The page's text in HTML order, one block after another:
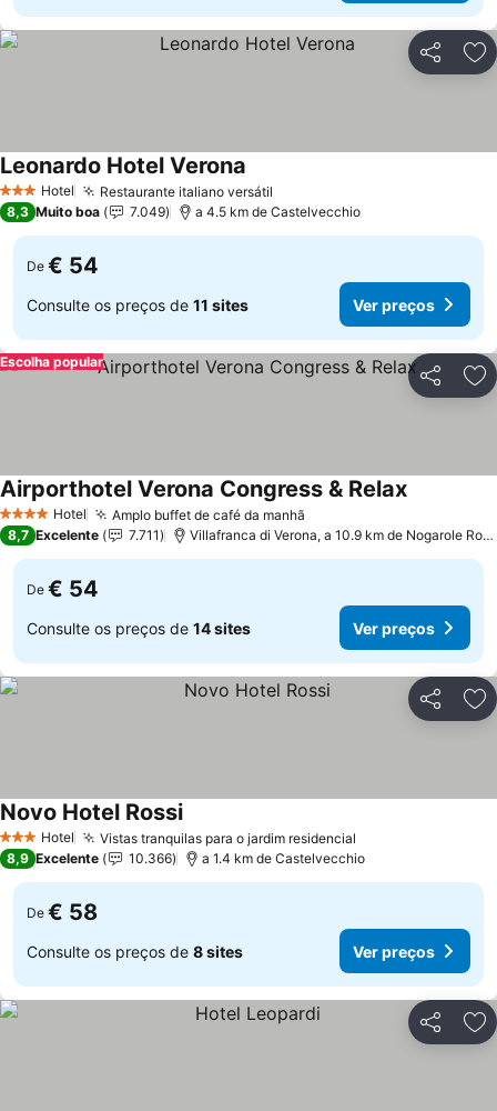
Partilhar
3 EstrelasHotel Restaurante italiano versátil
Leonardo Hotel Verona
8,3 Muito boa 7.049 a 4.5 km de Castelvecchio
De € 54
Consulte os preços de 11 sites Ver preços
Partilhar
Escolha popular
4 EstrelasHotel Amplo buffet de café da manhã
Airporthotel Verona Congress & Relax
8,7 Excelente 7.711 Villafranca di Verona, a 10.9 km de Nogarole Rocca
De € 54
Consulte os preços de 14 sites Ver preços
Partilhar
3 EstrelasHotel Vistas tranquilas para o jardim residencial
Novo Hotel Rossi
8,9 Excelente 10.366 a 1.4 km de Castelvecchio
De € 58
Consulte os preços de 8 sites Ver preços
Partilhar